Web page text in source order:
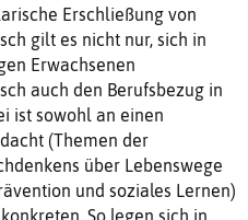
Erschließung von
gilt es nicht nur, sich in
Erwachsenen
auch den Berufsbezug in
ist sowohl an einen
(Themen der
über Lebenswege
und soziales Lernen)
So legen sich in